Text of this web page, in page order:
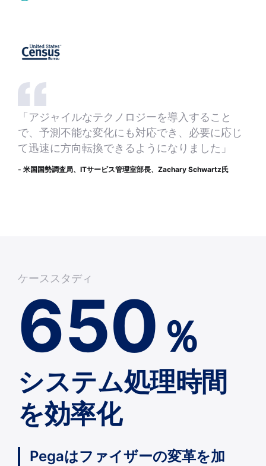
「アジャイルなテクノロジーを導入すること
で、予測不能な変化にも対応でき、必要に応じ
て迅速に方向転換できるようになりました」
- 米国国勢調査局、ITサービス管理室部長、Zachary Schwartz氏
ケーススタディ
650 ％
システム処理時間
を効率化
Pegaはファイザーの変革を加